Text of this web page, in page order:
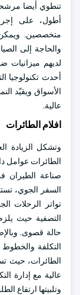
تنطوي أيضا
أطول، على
متخصصين. ويمكن
والحاجة إلى
لديهم ميزانيات
أحدث تكنولوجيا
الأسواق ويقيّد
عالية.
افلام الطائرات
وتشكل الزيادة
الطائرات عوامل
صناعة الطيران
السفر الجوي،
تواتر الرحلات
التصفية حيث
حالة قصوى.
التكلفة
الطائرات، حيث
عالية مع إدارة
وتلبيتها ارتفاع